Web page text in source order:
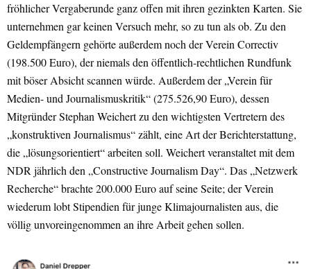
fröhlicher Vergaberunde ganz offen mit ihren gezinkten Karten. Sie
unternehmen gar keinen Versuch mehr, so zu tun als ob. Zu den
Geldempfängern gehörte außerdem noch der Verein Correctiv
(198.500 Euro), der niemals den öffentlich-rechtlichen Rundfunk
mit böser Absicht scannen würde. Außerdem der „Verein für
Medien- und Journalismuskritik“ (275.526,90 Euro), dessen
Mitgründer Stephan Weichert zu den wichtigsten Vertretern des
„konstruktiven Journalismus“ zählt, eine Art der Berichterstattung,
die „lösungsorientiert“ arbeiten soll. Weichert veranstaltet mit dem
NDR jährlich den „Constructive Journalism Day“. Das „Netzwerk
Recherche“ brachte 200.000 Euro auf seine Seite; der Verein
wiederum lobt Stipendien für junge Klimajournalisten aus, die
völlig unvoreingenommen an ihre Arbeit gehen sollen.